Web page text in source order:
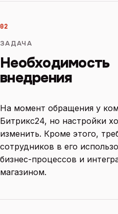
02
ЗАДАЧА
Необходимость
внедрения
На момент обращения у
Битрикс24, но настройки
изменить. Кроме этого,
сотрудников в его
бизнес-процессов и
магазином.